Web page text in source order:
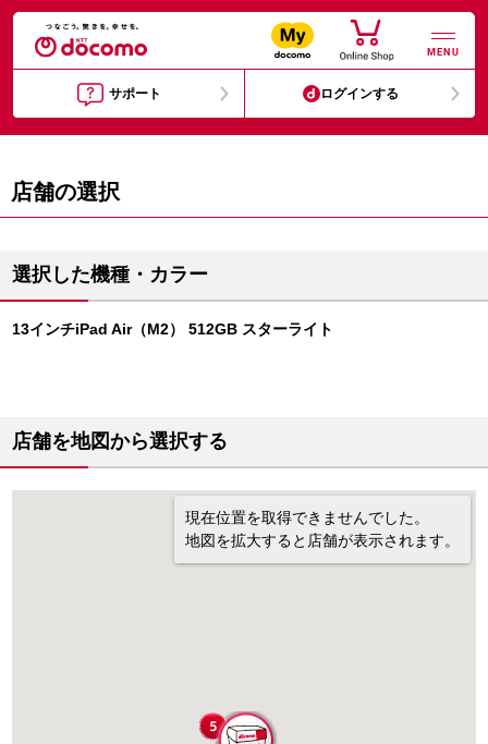
MENU
サポート ログインする
店舗の選択
選択した機種・カラー
13インチiPad Air（M2） 512GB スターライト
店舗を地図から選択する
現在位置を取得できませんでした。
地図を拡大すると店舗が表示されます。